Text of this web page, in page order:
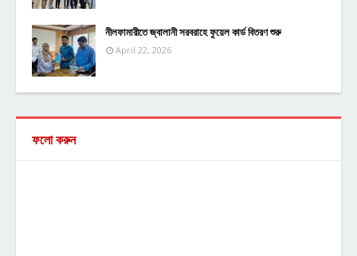
নীলফামারীতে জ্বালানী সরবরাহে ফুয়েল কার্ড বিতরণ শুরু
April 22, 2026
ফলো করুন